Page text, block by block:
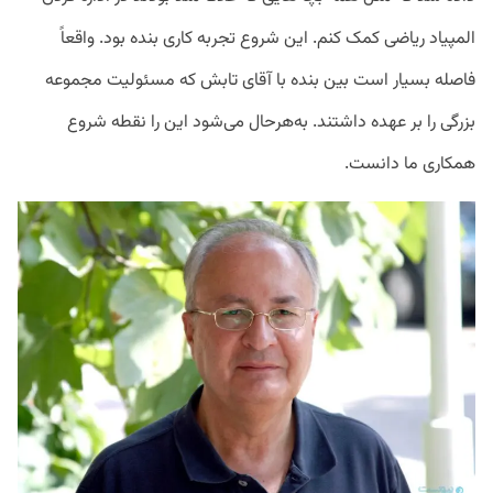
المپیاد ریاضی کمک کنم. این شروع تجربه کاری بنده بود. واقعاً
فاصله بسیار است بین بنده با آقای تابش که مسئولیت مجموعه
بزرگی را بر عهده داشتند. به‌هرحال می‌شود این را نقطه شروع
همکاری ما دانست.